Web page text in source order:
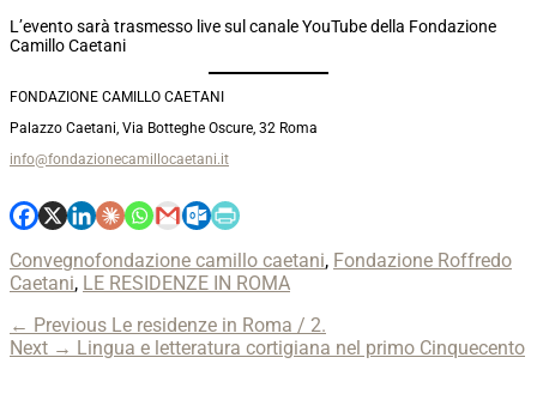
L’evento sarà trasmesso live sul canale YouTube della Fondazione
Camillo Caetani
FONDAZIONE CAMILLO CAETANI
Palazzo Caetani, Via Botteghe Oscure, 32 Roma
info@fondazionecamillocaetani.it
Categories
ConvegnoTags
fondazione camillo caetani, Fondazione Roffredo
Caetani, LE RESIDENZE IN ROMA
Navigazione
articoli
← Previous Previous
post:
Le residenze in Roma / 2.
Next → Next
Lingua e letteratura cortigiana nel primo Cinquecento